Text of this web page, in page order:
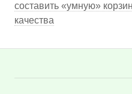
составить «умную»
качества